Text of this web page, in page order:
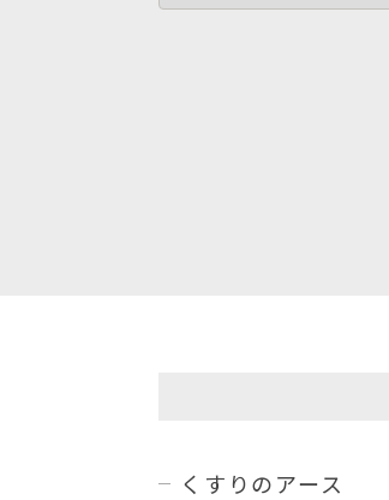
くすりのアース